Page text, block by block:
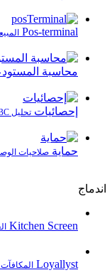
Pos-terminal
محاسبة
إحصائيات تحليل ABC وحركة المنتجات والتقارير
حماية صلاحيات
اندماج
Kitchen Screen
Loyallyst